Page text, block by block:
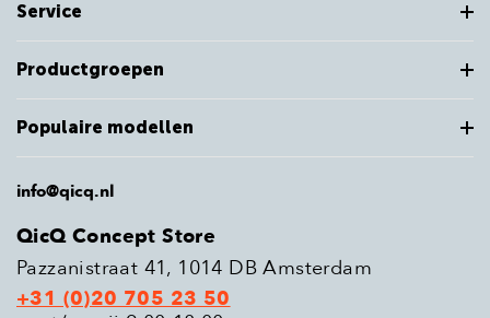
Service
Productgroepen
Populaire modellen
info@qicq.nl
QicQ Concept Store
Pazzanistraat 41, 1014 DB Amsterdam
+31 (0)20 705 23 50